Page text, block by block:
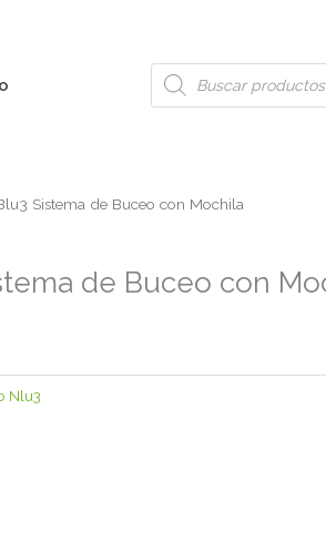
Búsqueda
de
productos
Sistema de Buceo con Mochila
de Buceo con
Nlu3